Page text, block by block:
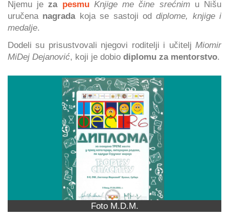
Njemu jeza pesmu Knjige me čine srećnimu Nišu
uručena nagradakoja se sastoji oddiplome, knjige i
medalje.
Dodeli su prisustvovali njegovi roditelji i učitelj Miomir
MiDej Dejanović, koji je dobio diplomu za mentorstvo.
Foto M.D.M.